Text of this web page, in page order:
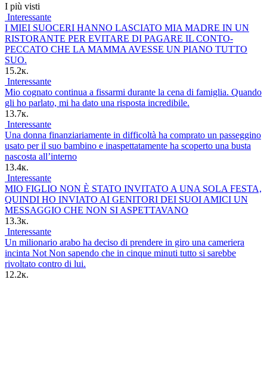
I più visti
Interessante
I MIEI SUOCERI HANNO LASCIATO MIA MADRE IN UN
RISTORANTE PER EVITARE DI PAGARE IL CONTO-
PECCATO CHE LA MAMMA AVESSE UN PIANO TUTTO
SUO.
15.2к.
Interessante
Mio cognato continua a fissarmi durante la cena di famiglia. Quando
gli ho parlato, mi ha dato una risposta incredibile.
13.7к.
Interessante
Una donna finanziariamente in difficoltà ha comprato un passeggino
usato per il suo bambino e inaspettatamente ha scoperto una busta
nascosta all’interno
13.4к.
Interessante
MIO FIGLIO NON È STATO INVITATO A UNA SOLA FESTA,
QUINDI HO INVIATO AI GENITORI DEI SUOI AMICI UN
MESSAGGIO CHE NON SI ASPETTAVANO
13.3к.
Interessante
Un milionario arabo ha deciso di prendere in giro una cameriera
incinta Not Non sapendo che in cinque minuti tutto si sarebbe
rivoltato contro di lui.
12.2к.